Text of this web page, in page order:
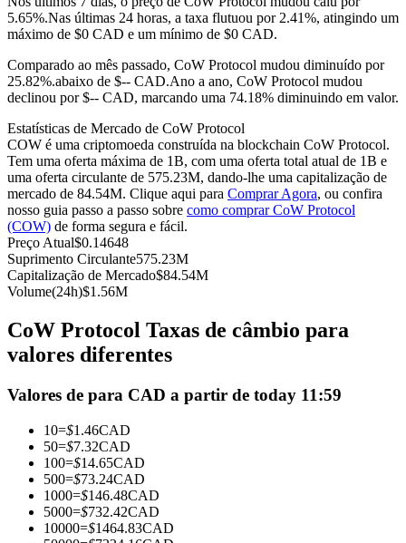
Futuros usando USDC como garantia
Copiar Trading
Junte-se aos principais traders
Torne-se um Trader de Cópias
Desfrute da partilha de lucros e comissões de copy trading
5.65%.Nas últimas 24 horas, a taxa flutuou por 2.41%, atingindo um
máximo de $0 CAD e um mínimo de $0 CAD.
Comparado ao mês passado, CoW Protocol mudou diminuído por
25.82%.abaixo de $-- CAD.Ano a ano, CoW Protocol mudou
declinou por $-- CAD, marcando uma 74.18% diminuindo em valor.
Estatísticas de Mercado de CoW Protocol
COW é uma criptomoeda construída na blockchain CoW Protocol.
Tem uma oferta máxima de 1B, com uma oferta total atual de 1B e
uma oferta circulante de 575.23M, dando-lhe uma capitalização de
mercado de 84.54M. Clique aqui para Comprar Agora, ou confira
nosso guia passo a passo sobre como comprar CoW Protocol
(COW) de forma segura e fácil.
Preço Atual$0.14648
Suprimento Circulante575.23M
Capitalização de Mercado$84.54M
Volume(24h)$1.56M
CoW Protocol Taxas de câmbio para
valores diferentes
Valores de para CAD a partir de today 11:59
10=$1.46CAD
50=$7.32CAD
100=$14.65CAD
500=$73.24CAD
1000=$146.48CAD
5000=$732.42CAD
10000=$1464.83CAD